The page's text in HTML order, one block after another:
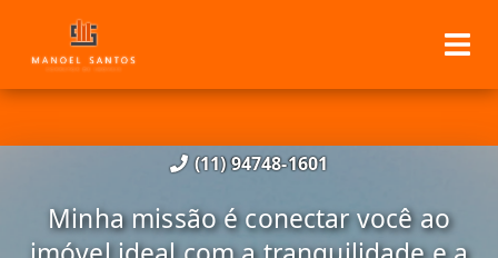
(11) 94748-1601
Minha missão é conectar você ao